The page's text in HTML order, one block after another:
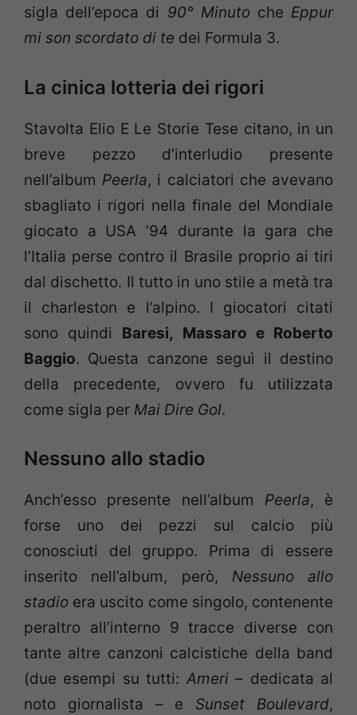
sigla dell’epoca di 90° Minutoche Eppur
mi son scordato di te dei Formula 3.
La cinica lotteria dei rigori
Stavolta Elio E Le Storie Tese citano, in un
breve pezzo d’interludio presente
nell’album Peerla, i calciatori che avevano
sbagliato i rigori nella finale del Mondiale
giocato a USA ’94 durante la gara che
l’Italia perse contro il Brasile proprio ai tiri
dal dischetto. Il tutto in uno stile a metà tra
il charleston e l’alpino. I giocatori citati
sono quindi Baresi, Massaro e Roberto
Baggio. Questa canzone seguì il destino
della precedente, ovvero fu utilizzata
come sigla per Mai Dire Gol.
Nessuno allo stadio
Anch’esso presente nell’album Peerla, è
forse uno dei pezzi sul calcio più
conosciuti del gruppo. Prima di essere
inserito nell’album, però, Nessuno allo
stadio era uscito come singolo, contenente
peraltro all’interno 9 tracce diverse con
tante altre canzoni calcistiche della band
(due esempi su tutti: Ameri– dedicata al
noto giornalista – e Sunset Boulevard,